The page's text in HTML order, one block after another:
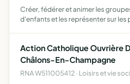
Créer, fédérer et animer les
d'enfants et les représenter sur les
réalisés par la fé…
Action Catholique Ouvrière
Châlons-En-Champagne
RNA W511005412 · Loisirs et vie